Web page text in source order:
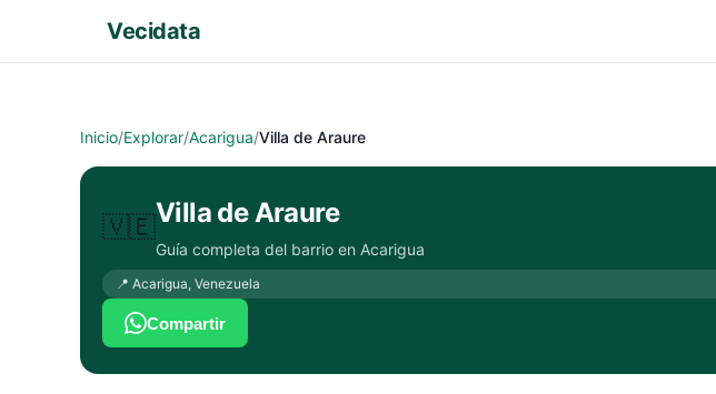
Vecidata
Inicio/Explorar/Acarigua/Villa de Araure
🇻🇪Villa de Araure
Guía completa del barrio en Acarigua
📍 Acarigua, Venezuela
Compartir